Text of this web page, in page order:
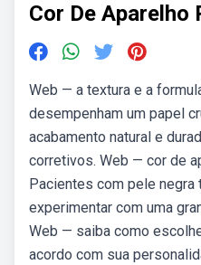
Cor De Aparelho
Web — a textura e a
desempenham um papel
acabamento natural e
corretivos. Web — cor de
Pacientes com pele negra
experimentar com uma
Web — saiba como
acordo com sua